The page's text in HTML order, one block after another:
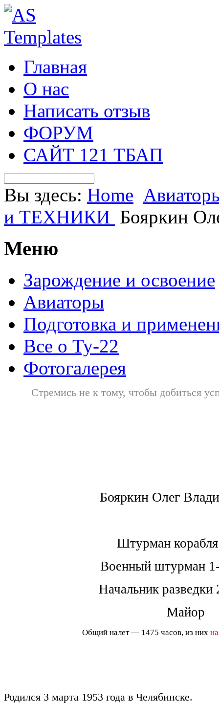
Главная
О нас
Написать отзыв
ФОРУМ
САЙТ 121 ТБАП
Вы здесь: Home
и ТЕХНИКИ Бояркин
Меню
Зарождение и освоение
Авиаторы
Подготовка и
Все о Ту-22
Фотогалерея
Стремись не к тому, чтобы добиться
Бояркин Олег
Штурман
Военный штурман 1-
Начальник разведки
Майор
Общий налет — 1475 часов, из них
Родился 3 марта 1953 года в Челябинске.